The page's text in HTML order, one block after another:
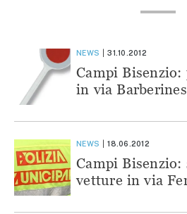
NEWS 31.10.2012
Campi
in via
NEWS 18.06.2012
Campi Bisenzio:
vetture in via